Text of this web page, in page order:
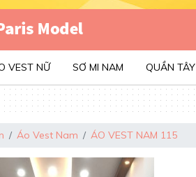
VEST NỮ SƠ MI NAM QUẦN TÂY
Áo Vest Nam ÁO VEST NAM 115